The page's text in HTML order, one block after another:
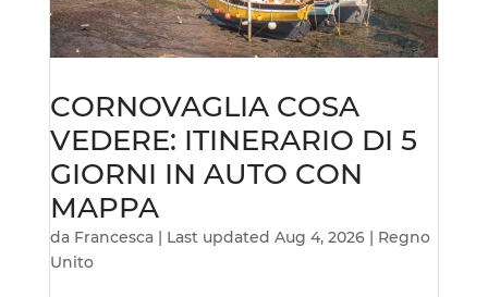
CORNOVAGLIA COSA
VEDERE: ITINERARIO DI 5
GIORNI IN AUTO CON
MAPPA
da Francesca| Last updated Aug 4, 2026| Regno
Unito